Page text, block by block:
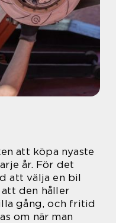
att köpa nyaste
år. För det
att välja en bil
att den håller
gång, och fritid
om när man